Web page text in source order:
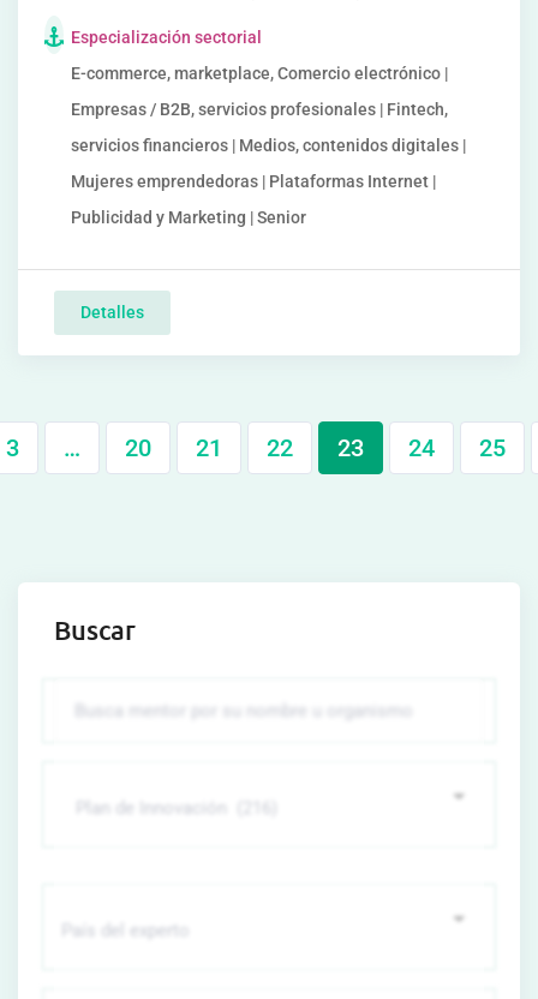
Especialización sectorial
E-commerce, marketplace, Comercio electrónico |
Empresas / B2B, servicios profesionales | Fintech,
servicios financieros | Medios, contenidos digitales |
Mujeres emprendedoras | Plataformas Internet |
Publicidad y Marketing | Senior
Detalles
3 … 20 21 22 23 24 25
Buscar